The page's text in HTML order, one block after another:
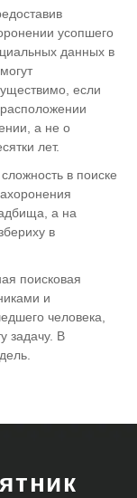
усопшего
данных в
если
а не о
лет.
в поиске
а на
в
поисковая
и
человека,
задачу. В